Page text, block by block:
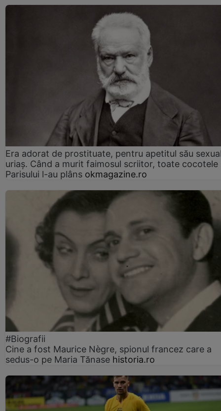
Era adorat de prostituate, pentru apetitul său
uriaș. Când a murit faimosul scriitor, toate cocotele
Parisului l-au plâns okmagazine.ro
#Biografii
Cine a fost Maurice Nègre, spionul francez care a
sedus-o pe Maria Tănase historia.ro